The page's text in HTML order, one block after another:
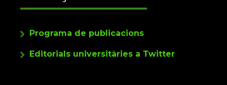
Programa de publicacions
Editorials universitàries a Twitter